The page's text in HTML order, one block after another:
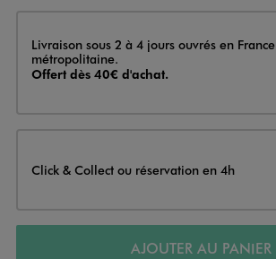
Livraison
Livraison sous 2 à 4 jours ouvrés en France
métropolitaine.
Offert dès 40€ d'achat.
Click & Collect ou réservation en 4h
AJOUTER AU PANIER